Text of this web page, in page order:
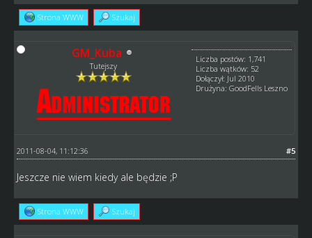
Strona WWW Szukaj
GM_Kuba
Tutejszy
Liczba postów: 1,741
Liczba wątków: 52
Dołączył: Jul 2010
Drużyna: GoodFells Leszno
#5
2011-08-04, 11:12:36
Jeszcze nie wiem kiedy ale będzie ;P
Strona WWW Szukaj